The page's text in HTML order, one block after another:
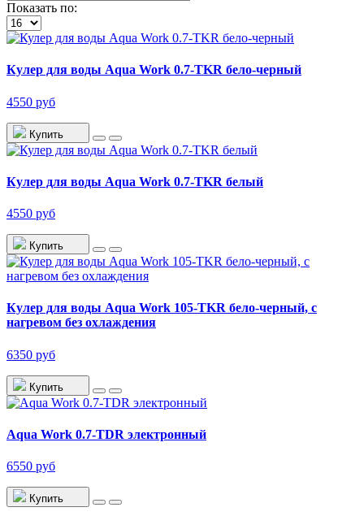
Показать по:
Кулер для воды Aqua Work 0.7-TKR бело-черный
4550 руб
Купить
Кулер для воды Aqua Work 0.7-TKR белый
4550 руб
Купить
Кулер для воды Aqua Work 105-TKR бело-черный, с
нагревом без охлаждения
6350 руб
Купить
Aqua Work 0.7-TDR электронный
6550 руб
Купить